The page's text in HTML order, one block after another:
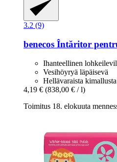
3.2 (9)
benecos Întăritor
Ihanteellinen
Vesihöyryä läpäisevä
Hellävaraista
4,19 € (838,00 € / l)
Toimitus 18. elokuuta